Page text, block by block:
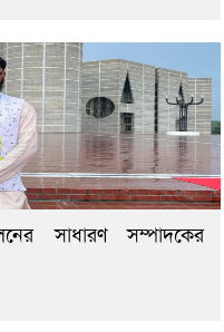
সাধারণ সম্পাদকের